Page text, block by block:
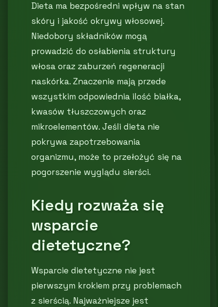
Dieta ma bezpośredni wpływ na stan
skóry i jakość okrywy włosowej.
Niedobory składników mogą
prowadzić do osłabienia struktury
włosa oraz zaburzeń regeneracji
naskórka. Znaczenie mają przede
wszystkim odpowiednia ilość białka,
kwasów tłuszczowych oraz
mikroelementów. Jeśli dieta nie
pokrywa zapotrzebowania
organizmu, może to przełożyć się na
pogorszenie wyglądu sierści.
Kiedy rozważa się
wsparcie
dietetyczne?
Wsparcie dietetyczne nie jest
pierwszym krokiem przy problemach
z sierścią. Najważniejsze jest